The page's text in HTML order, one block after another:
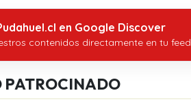
en Google Discover
contenidos directamente en tu feed.
PATROCINADO